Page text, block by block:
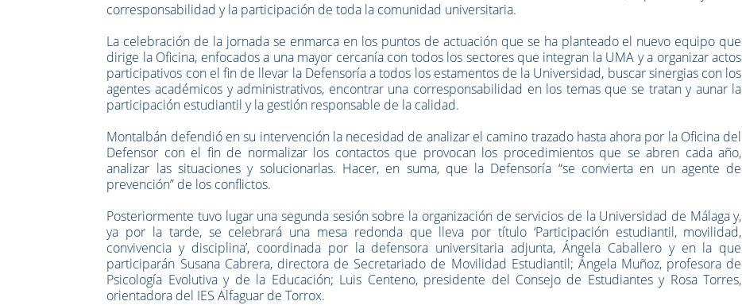
corresponsabilidad y la participación de toda la comunidad universitaria.
La celebración de la jornada se enmarca en los puntos de actuación que se ha planteado el nuevo equipo que
dirige la Oficina, enfocados a una mayor cercanía con todos los sectores que integran la UMA y a organizar actos
participativos con el fin de llevar la Defensoría a todos los estamentos de la Universidad, buscar sinergias con los
agentes académicos y administrativos, encontrar una corresponsabilidad en los temas que se tratan y aunar la
participación estudiantil y la gestión responsable de la calidad.
Montalbán defendió en su intervención la necesidad de analizar el camino trazado hasta ahora por la Oficina del
Defensor con el fin de normalizar los contactos que provocan los procedimientos que se abren cada año,
analizar las situaciones y solucionarlas. Hacer, en suma, que la Defensoría “se convierta en un agente de
prevención” de los conflictos.
Posteriormente tuvo lugar una segunda sesión sobre la organización de servicios de la Universidad de Málaga y,
ya por la tarde, se celebrará una mesa redonda que lleva por título ‘Participación estudiantil, movilidad,
convivencia y disciplina’, coordinada por la defensora universitaria adjunta, Ángela Caballero y en la que
participarán Susana Cabrera, directora de Secretariado de Movilidad Estudiantil; Ángela Muñoz, profesora de
Psicología Evolutiva y de la Educación; Luis Centeno, presidente del Consejo de Estudiantes y Rosa Torres,
orientadora del IES Alfaguar de Torrox.